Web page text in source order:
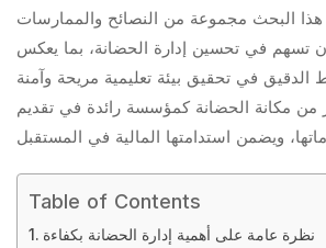
هذا البحث مجموعة من النصائح والممارسات
تسهم في تحسين إدارة الحضانة، بما يعكس
الدقيق في تحقيق بيئة تعليمية مريحة وآمنة
من مكانة الحضانة كمؤسسة رائدة في تقديم
Table of Contents
نظرة عامة على أهمية إدارة الحضانة بكفاءة